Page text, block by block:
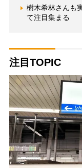
樹木希林さんも
て注目集まる
注目TOPIC